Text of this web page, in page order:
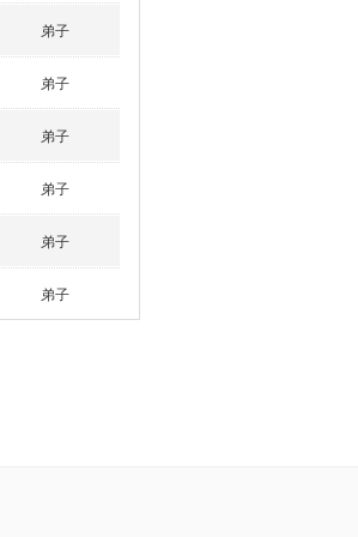
弟子
弟子
弟子
弟子
弟子
弟子